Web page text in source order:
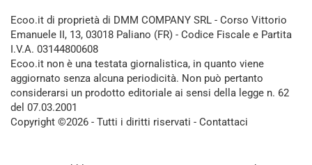
Ecoo.it di proprietà di DMM COMPANY SRL - Corso Vittorio
Emanuele II, 13, 03018 Paliano (FR) - Codice Fiscale e Partita
I.V.A. 03144800608
Ecoo.it non è una testata giornalistica, in quanto viene
aggiornato senza alcuna periodicità. Non può pertanto
considerarsi un prodotto editoriale ai sensi della legge n. 62
del 07.03.2001
Copyright ©2026 - Tutti i diritti riservati - Contattaci